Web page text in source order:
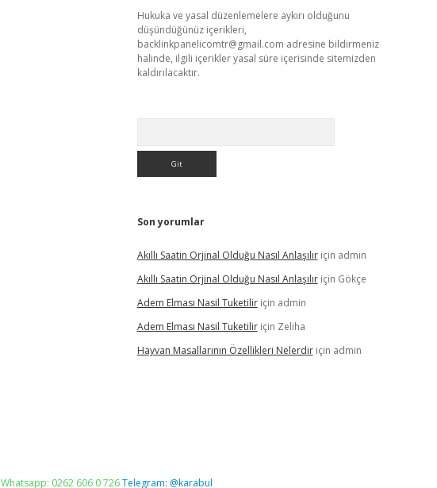
Hukuka ve yasal düzenlemelere aykırı olduğunu
düşündüğünüz içerikleri,
backlinkpanelicomtr@gmail.com adresine bildirmeniz
halinde, ilgili içerikler yasal süre içerisinde sitemizden
kaldırılacaktır.
Son yorumlar
Akıllı Saatin Orjinal Olduğu Nasıl Anlaşılıriçin admin
Akıllı Saatin Orjinal Olduğu Nasıl Anlaşılıriçin Gökçe
Adem Elması Nasil Tuketiliriçin admin
Adem Elması Nasil Tuketiliriçin Zeliha
Hayvan Masallarının Özellikleri Nelerdiriçin admin
Whatsapp: 0262 606 0 726Telegram: @karabul